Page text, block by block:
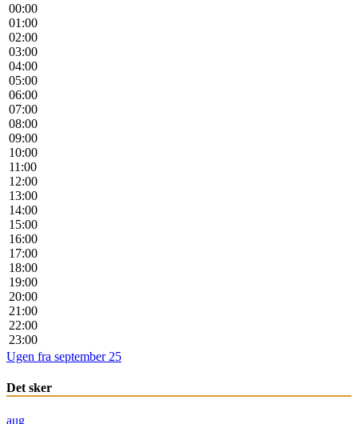
00:00
01:00
02:00
03:00
04:00
05:00
06:00
07:00
08:00
09:00
10:00
11:00
12:00
13:00
14:00
15:00
16:00
17:00
18:00
19:00
20:00
21:00
22:00
23:00
Ugen fra september 25
Det sker
aug